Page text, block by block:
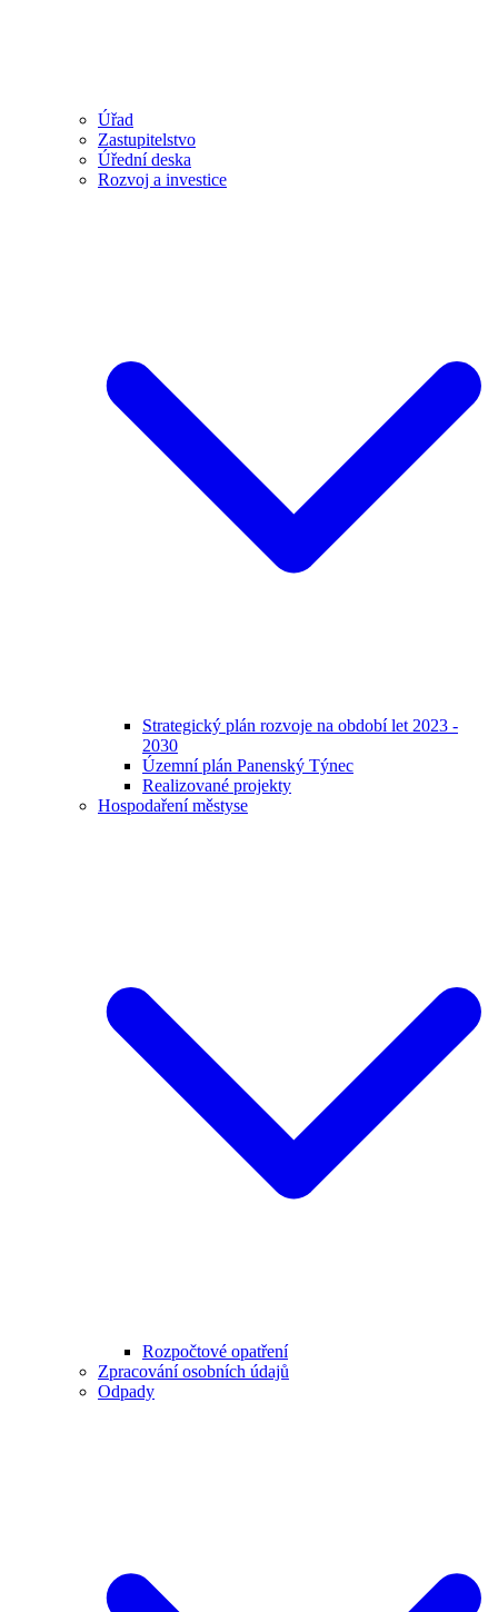
Úřad
Zastupitelstvo
Úřední deska
Rozvoj a investice
Strategický plán rozvoje na období let 2023 -
2030
Územní plán Panenský Týnec
Realizované projekty
Hospodaření městyse
Rozpočtové opatření
Zpracování osobních údajů
Odpady